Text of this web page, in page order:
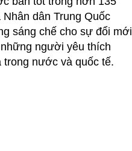
dân Trung Quốc
sáng chế cho sự đổi mới
người yêu thích
trong nước và quốc tế.